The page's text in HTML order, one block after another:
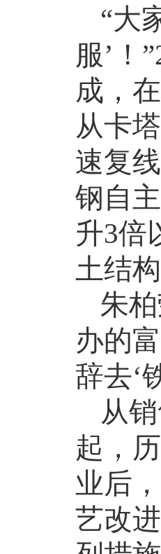
“大
服’！”
成，
从卡
速复
钢自
升3倍
土结
朱
办的
辞去‘
从
起，
业后
艺改